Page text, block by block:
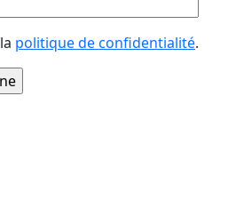
politique de confidentialité.